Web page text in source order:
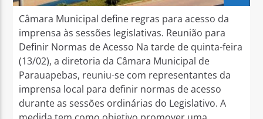
Câmara Municipal define regras para acesso da
imprensa às sessões legislativas. Reunião para
Definir Normas de Acesso Na tarde de quinta-feira
(13/02), a diretoria da Câmara Municipal de
Parauapebas, reuniu-se com representantes da
imprensa local para definir normas de acesso
durante as sessões ordinárias do Legislativo. A